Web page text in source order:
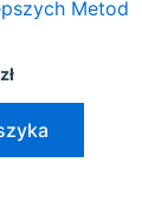
Metod
zł